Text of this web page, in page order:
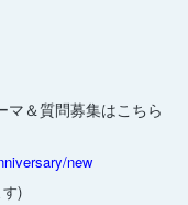
マ＆質問募集はこちら
new
)